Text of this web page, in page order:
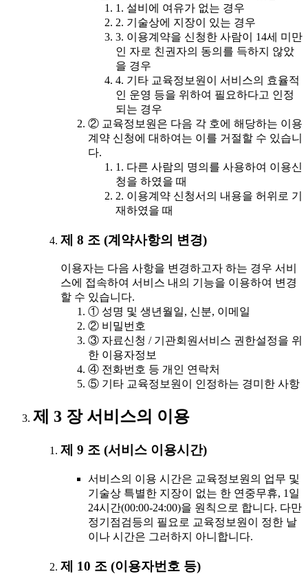
1. 설비에 여유가 없는 경우
2. 기술상에 지장이 있는 경우
3. 이용계약을 신청한 사람이 14세 미만
인 자로 친권자의 동의를 득하지 않았
을 경우
4. 기타 교육정보원이 서비스의 효율적
인 운영 등을 위하여 필요하다고 인정
되는 경우
② 교육정보원은 다음 각 호에 해당하는 이용
계약 신청에 대하여는 이를 거절할 수 있습니
다.
1. 다른 사람의 명의를 사용하여 이용신
청을 하였을 때
2. 이용계약 신청서의 내용을 허위로 기
재하였을 때
제 8 조 (계약사항의 변경)
이용자는 다음 사항을 변경하고자 하는 경우 서비
스에 접속하여 서비스 내의 기능을 이용하여 변경
할 수 있습니다.
① 성명 및 생년월일, 신분, 이메일
② 비밀번호
③ 자료신청 / 기관회원서비스 권한설정을 위
한 이용자정보
④ 전화번호 등 개인 연락처
⑤ 기타 교육정보원이 인정하는 경미한 사항
제 3 장 서비스의 이용
제 9 조 (서비스 이용시간)
서비스의 이용 시간은 교육정보원의 업무 및
기술상 특별한 지장이 없는 한 연중무휴, 1일
24시간(00:00-24:00)을 원칙으로 합니다. 다만
정기점검등의 필요로 교육정보원이 정한 날
이나 시간은 그러하지 아니합니다.
제 10 조 (이용자번호 등)